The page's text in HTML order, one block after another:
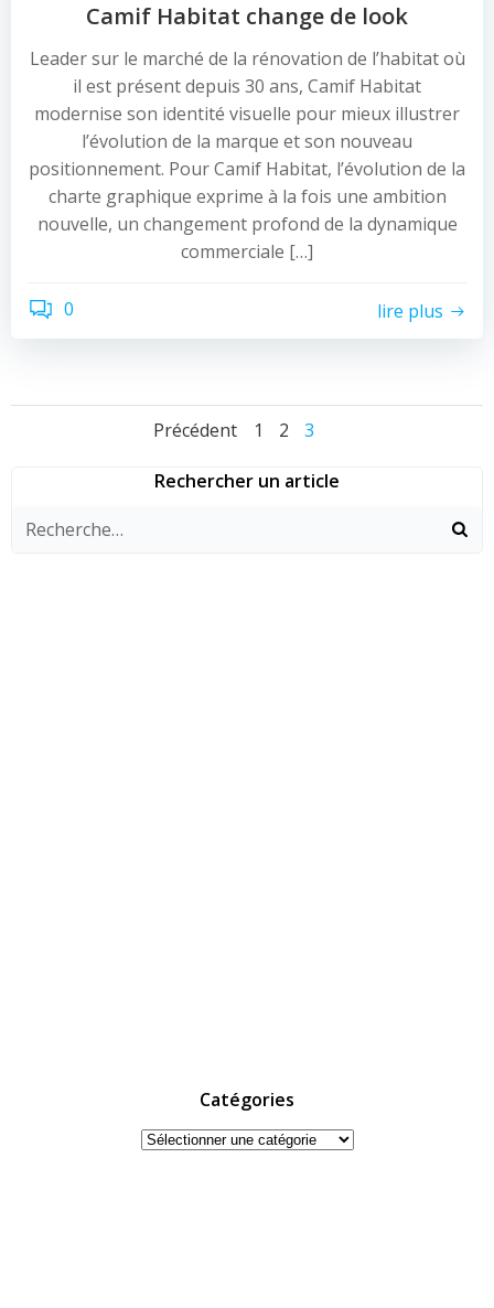
Camif Habitat change de look
Leader sur le marché de la rénovation de l’habitat où
il est présent depuis 30 ans, Camif Habitat
modernise son identité visuelle pour mieux illustrer
l’évolution de la marque et son nouveau
positionnement. Pour Camif Habitat, l’évolution de la
charte graphique exprime à la fois une ambition
nouvelle, un changement profond de la dynamique
commerciale […]
0 lire plus
Navigation
des
Précédent
Navigation
des
Page
1 Page
2 Page
3
articles
Rechercher un article
Catégories
Catégories